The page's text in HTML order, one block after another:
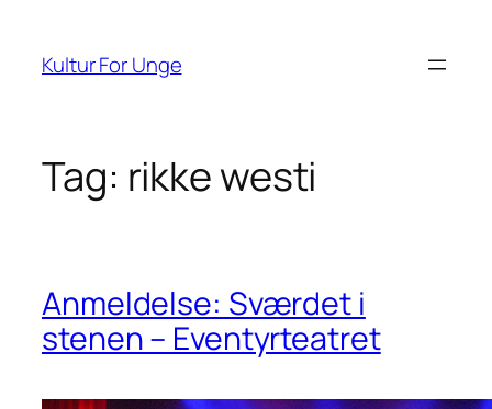
indhold
Kultur For Unge
Tag: rikke westi
Anmeldelse: Sværdet i
stenen – Eventyrteatret